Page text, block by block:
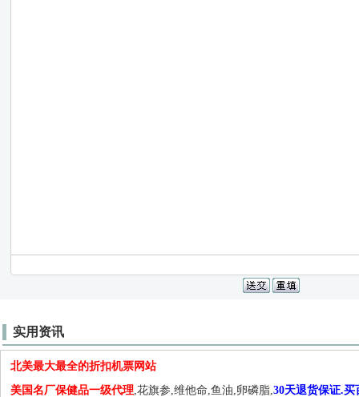
实用资讯
北美最大最全的折扣机票网站
美国名厂保健品一级代理,花旗参,维他命,鱼油,卵磷脂,30天退货保证.买